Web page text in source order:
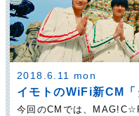
2018.6.11 mon
イモトのWiFi新CM「
今回のCMでは、